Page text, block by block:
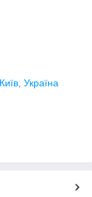
Україна